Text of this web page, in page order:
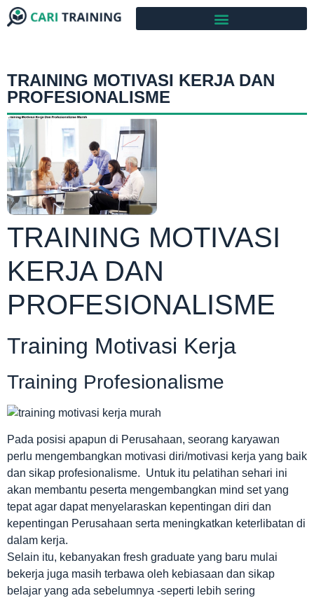
TRAINING MOTIVASI KERJA DAN
PROFESIONALISME
TRAINING MOTIVASI
KERJA DAN
PROFESIONALISME
Training Motivasi Kerja
Training Profesionalisme
Pada posisi apapun di Perusahaan, seorang karyawan
perlu mengembangkan motivasi diri/motivasi kerja yang baik
dan sikap profesionalisme. Untuk itu pelatihan sehari ini
akan membantu peserta mengembangkan mind set yang
tepat agar dapat menyelaraskan kepentingan diri dan
kepentingan Perusahaan serta meningkatkan keterlibatan di
dalam kerja.
Selain itu, kebanyakan fresh graduate yang baru mulai
bekerja juga masih terbawa oleh kebiasaan dan sikap
belajar yang ada sebelumnya -seperti lebih sering